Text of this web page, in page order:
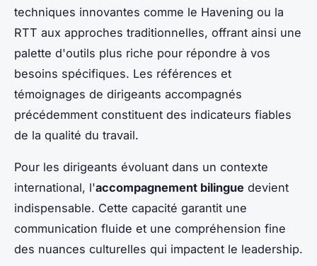
techniques innovantes comme le Havening ou la
RTT aux approches traditionnelles, offrant ainsi une
palette d'outils plus riche pour répondre à vos
besoins spécifiques. Les références et
témoignages de dirigeants accompagnés
précédemment constituent des indicateurs fiables
de la qualité du travail.
Pour les dirigeants évoluant dans un contexte
international, l'accompagnement bilingue devient
indispensable. Cette capacité garantit une
communication fluide et une compréhension fine
des nuances culturelles qui impactent le leadership.